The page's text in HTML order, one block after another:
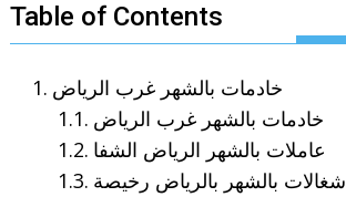
Table of Contents
خادمات بالشهر غرب الرياض
خادمات بالشهر غرب الرياض
عاملات بالشهر الرياض الشفا
شغالات بالشهر بالرياض رخيصة